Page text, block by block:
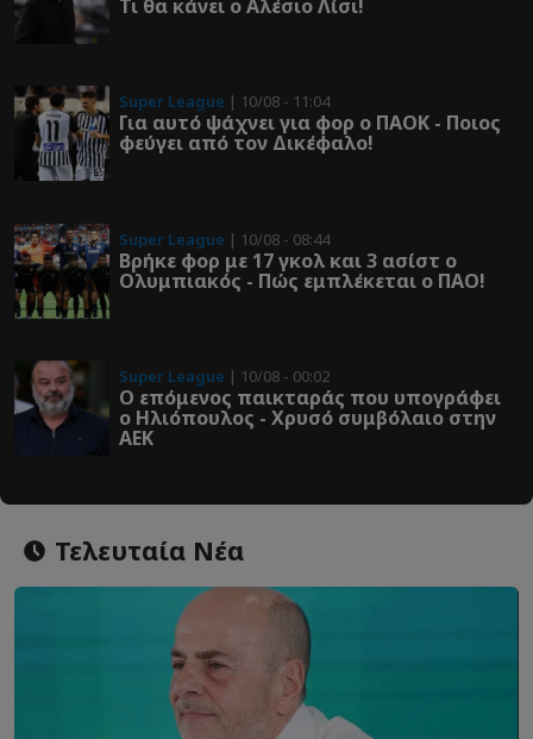
Τι θα κάνει ο Αλέσιο Λίσι!
Super League | 10/08 - 11:04
Για αυτό ψάχνει για φορ ο ΠΑΟΚ - Ποιος
φεύγει από τον Δικέφαλο!
Super League | 10/08 - 08:44
Βρήκε φορ με 17 γκολ και 3 ασίστ ο
Ολυμπιακός - Πώς εμπλέκεται ο ΠΑΟ!
Super League | 10/08 - 00:02
Ο επόμενος παικταράς που υπογράφει
ο Ηλιόπουλος - Χρυσό συμβόλαιο στην
ΑΕΚ
Τελευταία Νέα